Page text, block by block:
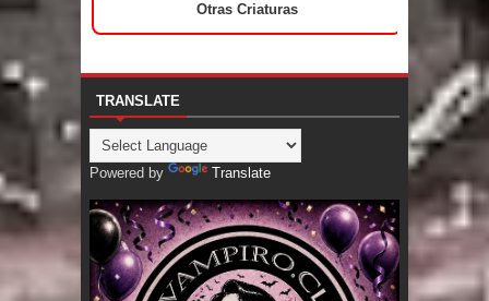
Otras Criaturas
TRANSLATE
Powered by Translate